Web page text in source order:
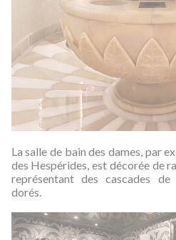
La salle de bain des dames, par
des Hespérides, est décorée de
représentant des cascades
dorés.